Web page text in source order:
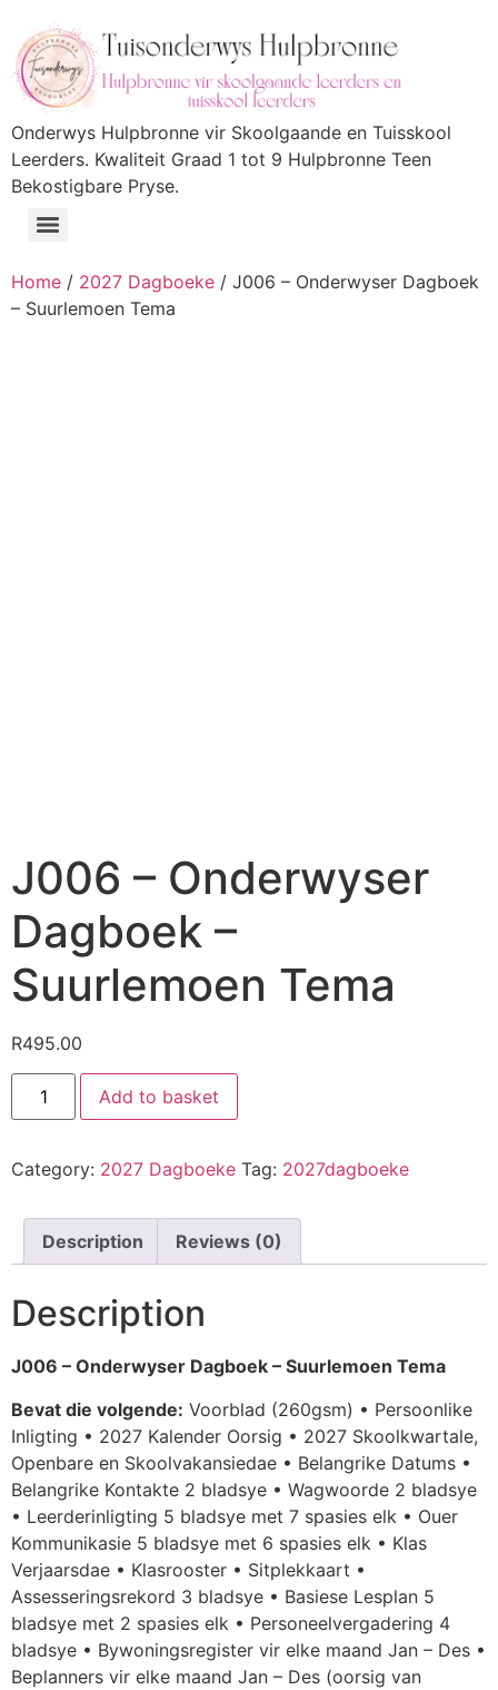
Onderwys Hulpbronne vir Skoolgaande en Tuisskool
Leerders. Kwaliteit Graad 1 tot 9 Hulpbronne Teen
Bekostigbare Pryse.
Home / 2027 Dagboeke / J006 – Onderwyser Dagboek
– Suurlemoen Tema
J006 – Onderwyser
Dagboek –
Suurlemoen Tema
R495.00
Add to basket
Category: 2027 Dagboeke Tag: 2027dagboeke
Description Reviews (0)
Description
J006 – Onderwyser Dagboek – Suurlemoen Tema
Bevat die volgende: Voorblad (260gsm) • Persoonlike
Inligting • 2027 Kalender Oorsig • 2027 Skoolkwartale,
Openbare en Skoolvakansiedae • Belangrike Datums •
Belangrike Kontakte 2 bladsye • Wagwoorde 2 bladsye
• Leerderinligting 5 bladsye met 7 spasies elk • Ouer
Kommunikasie 5 bladsye met 6 spasies elk • Klas
Verjaarsdae • Klasrooster • Sitplekkaart •
Assesseringsrekord 3 bladsye • Basiese Lesplan 5
bladsye met 2 spasies elk • Personeelvergadering 4
bladsye • Bywoningsregister vir elke maand Jan – Des •
Beplanners vir elke maand Jan – Des (oorsig van